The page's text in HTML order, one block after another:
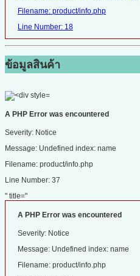
Filename: product/info.php
Line Number: 18
ข้อมูลสินค้า
A PHP Error was encountered
Severity: Notice
Message: Undefined index: name
Filename: product/info.php
Line Number: 37
" title="
A PHP Error was encountered
Severity: Notice
Message: Undefined index: name
Filename: product/info.php